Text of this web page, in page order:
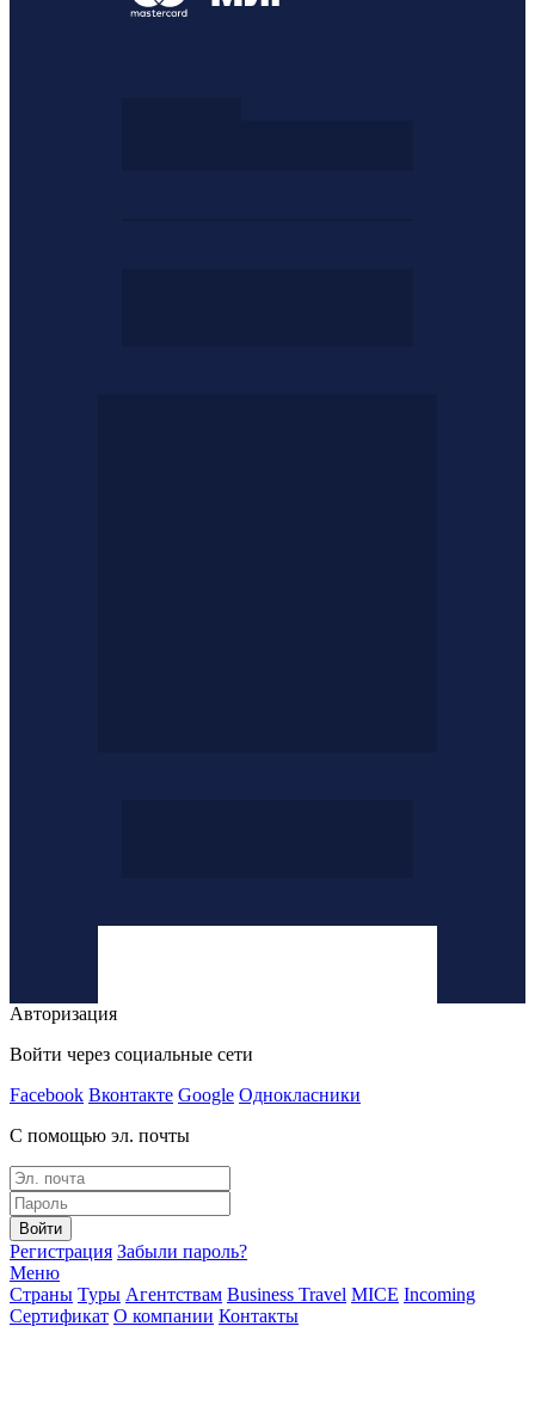
Авторизация
Войти через социальные сети
Facebook Вконтакте Google Однокласники
С помощью эл. почты
Войти
Регистрация Забыли пароль?
Меню
Страны Туры Агентствам Business Travel MICE Incoming
Сертификат О компании Контакты